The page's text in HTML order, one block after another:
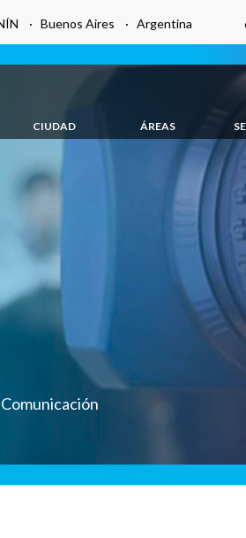
· Buenos Aires · Argentina
CIUDAD ÁREAS